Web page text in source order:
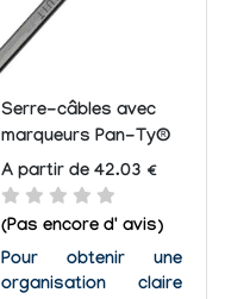
Serre-câbles avec
marqueurs Pan-Ty®
A partir de 42.03 €
(Pas encore d' avis)
Pour obtenir une
organisation claire